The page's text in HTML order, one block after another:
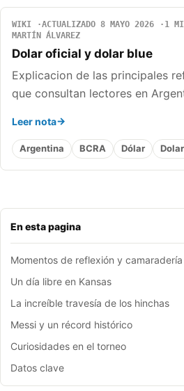
En esta pagina
Momentos de reflexión y camaradería
Un día libre en Kansas
La increíble travesía de los hinchas
Messi y un récord histórico
Curiosidades en el torneo
Datos clave
WIKI ACTUALIZADO 8 MAYO 2026
1
MARTÍN ÁLVAREZ
Dolar oficial y dolar blue
Explicacion de las principales
que consultan lectores en
Leer nota
Argentina BCRA Dólar